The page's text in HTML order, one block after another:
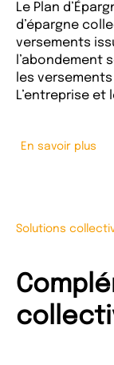
Le Plan
d’épargne
versements
l’abondement
les
L’entreprise et
En savoir plus
Solutions